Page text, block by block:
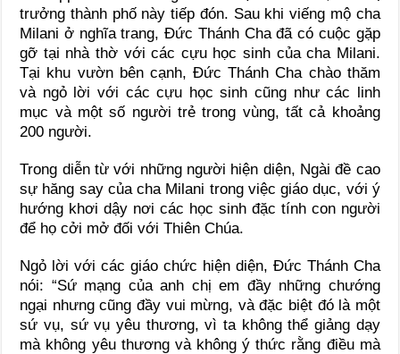
trưởng thành phố này tiếp đón. Sau khi viếng mộ cha
Milani ở nghĩa trang, Đức Thánh Cha đã có cuộc gặp
gỡ tại nhà thờ với các cựu học sinh của cha Milani.
Tại khu vườn bên cạnh, Đức Thánh Cha chào thăm
và ngỏ lời với các cựu học sinh cũng như các linh
mục và một số người trẻ trong vùng, tất cả khoảng
200 người.
Trong diễn từ với những người hiện diện, Ngài đề cao
sự hăng say của cha Milani trong việc giáo dục, với ý
hướng khơi dậy nơi các học sinh đặc tính con người
để họ cởi mở đối với Thiên Chúa.
Ngỏ lời với các giáo chức hiện diện, Đức Thánh Cha
nói: “Sứ mạng của anh chị em đầy những chướng
ngại nhưng cũng đầy vui mừng, và đặc biệt đó là một
sứ vụ, sứ vụ yêu thương, vì ta không thể giảng dạy
mà không yêu thương và không ý thức rằng điều mà